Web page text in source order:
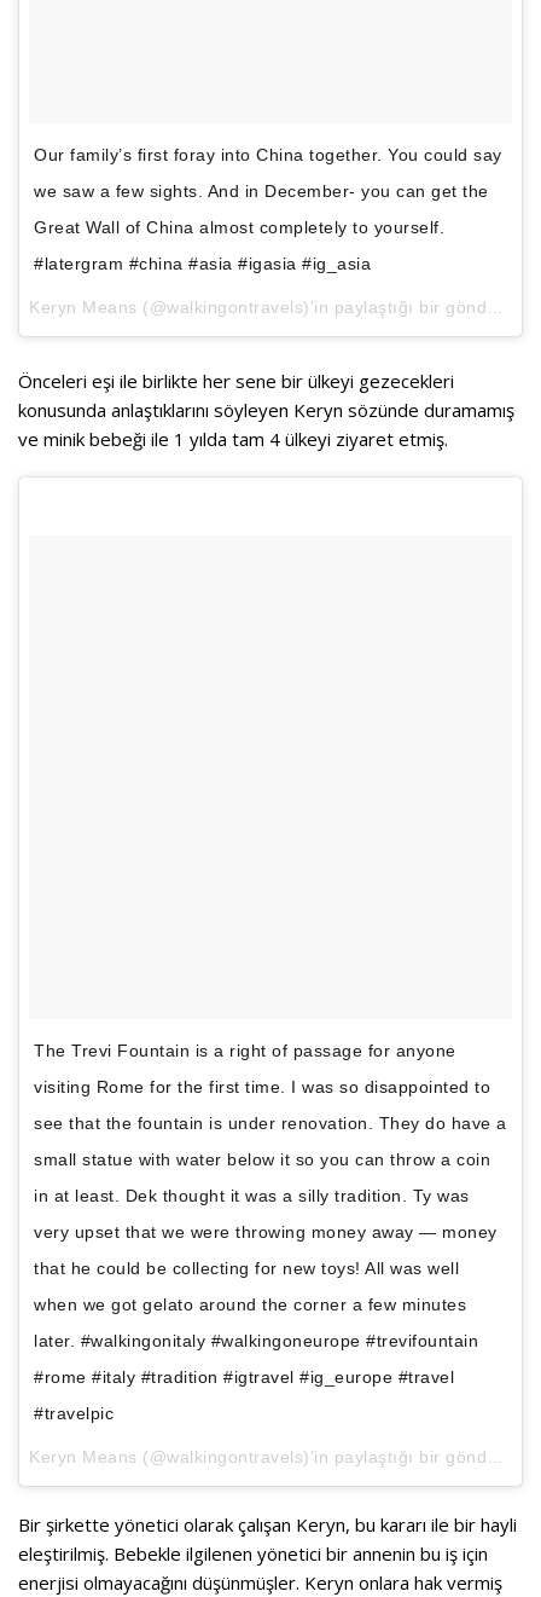
Our family’s first foray into China together. You could say
we saw a few sights. And in December- you can get the
Great Wall of China almost completely to yourself.
#latergram #china #asia #igasia #ig_asia
Keryn Means (@walkingontravels)’in paylaştığı bir gönderi (
Önceleri eşi ile birlikte her sene bir ülkeyi gezecekleri
konusunda anlaştıklarını söyleyen Keryn sözünde duramamış
ve minik bebeği ile 1 yılda tam 4 ülkeyi ziyaret etmiş.
The Trevi Fountain is a right of passage for anyone
visiting Rome for the first time. I was so disappointed to
see that the fountain is under renovation. They do have a
small statue with water below it so you can throw a coin
in at least. Dek thought it was a silly tradition. Ty was
very upset that we were throwing money away — money
that he could be collecting for new toys! All was well
when we got gelato around the corner a few minutes
later. #walkingonitaly #walkingoneurope #trevifountain
#rome #italy #tradition #igtravel #ig_europe #travel
#travelpic
Keryn Means (@walkingontravels)’in paylaştığı bir gönderi (
Bir şirkette yönetici olarak çalışan Keryn, bu kararı ile bir hayli
eleştirilmiş. Bebekle ilgilenen yönetici bir annenin bu iş için
enerjisi olmayacağını düşünmüşler. Keryn onlara hak vermiş